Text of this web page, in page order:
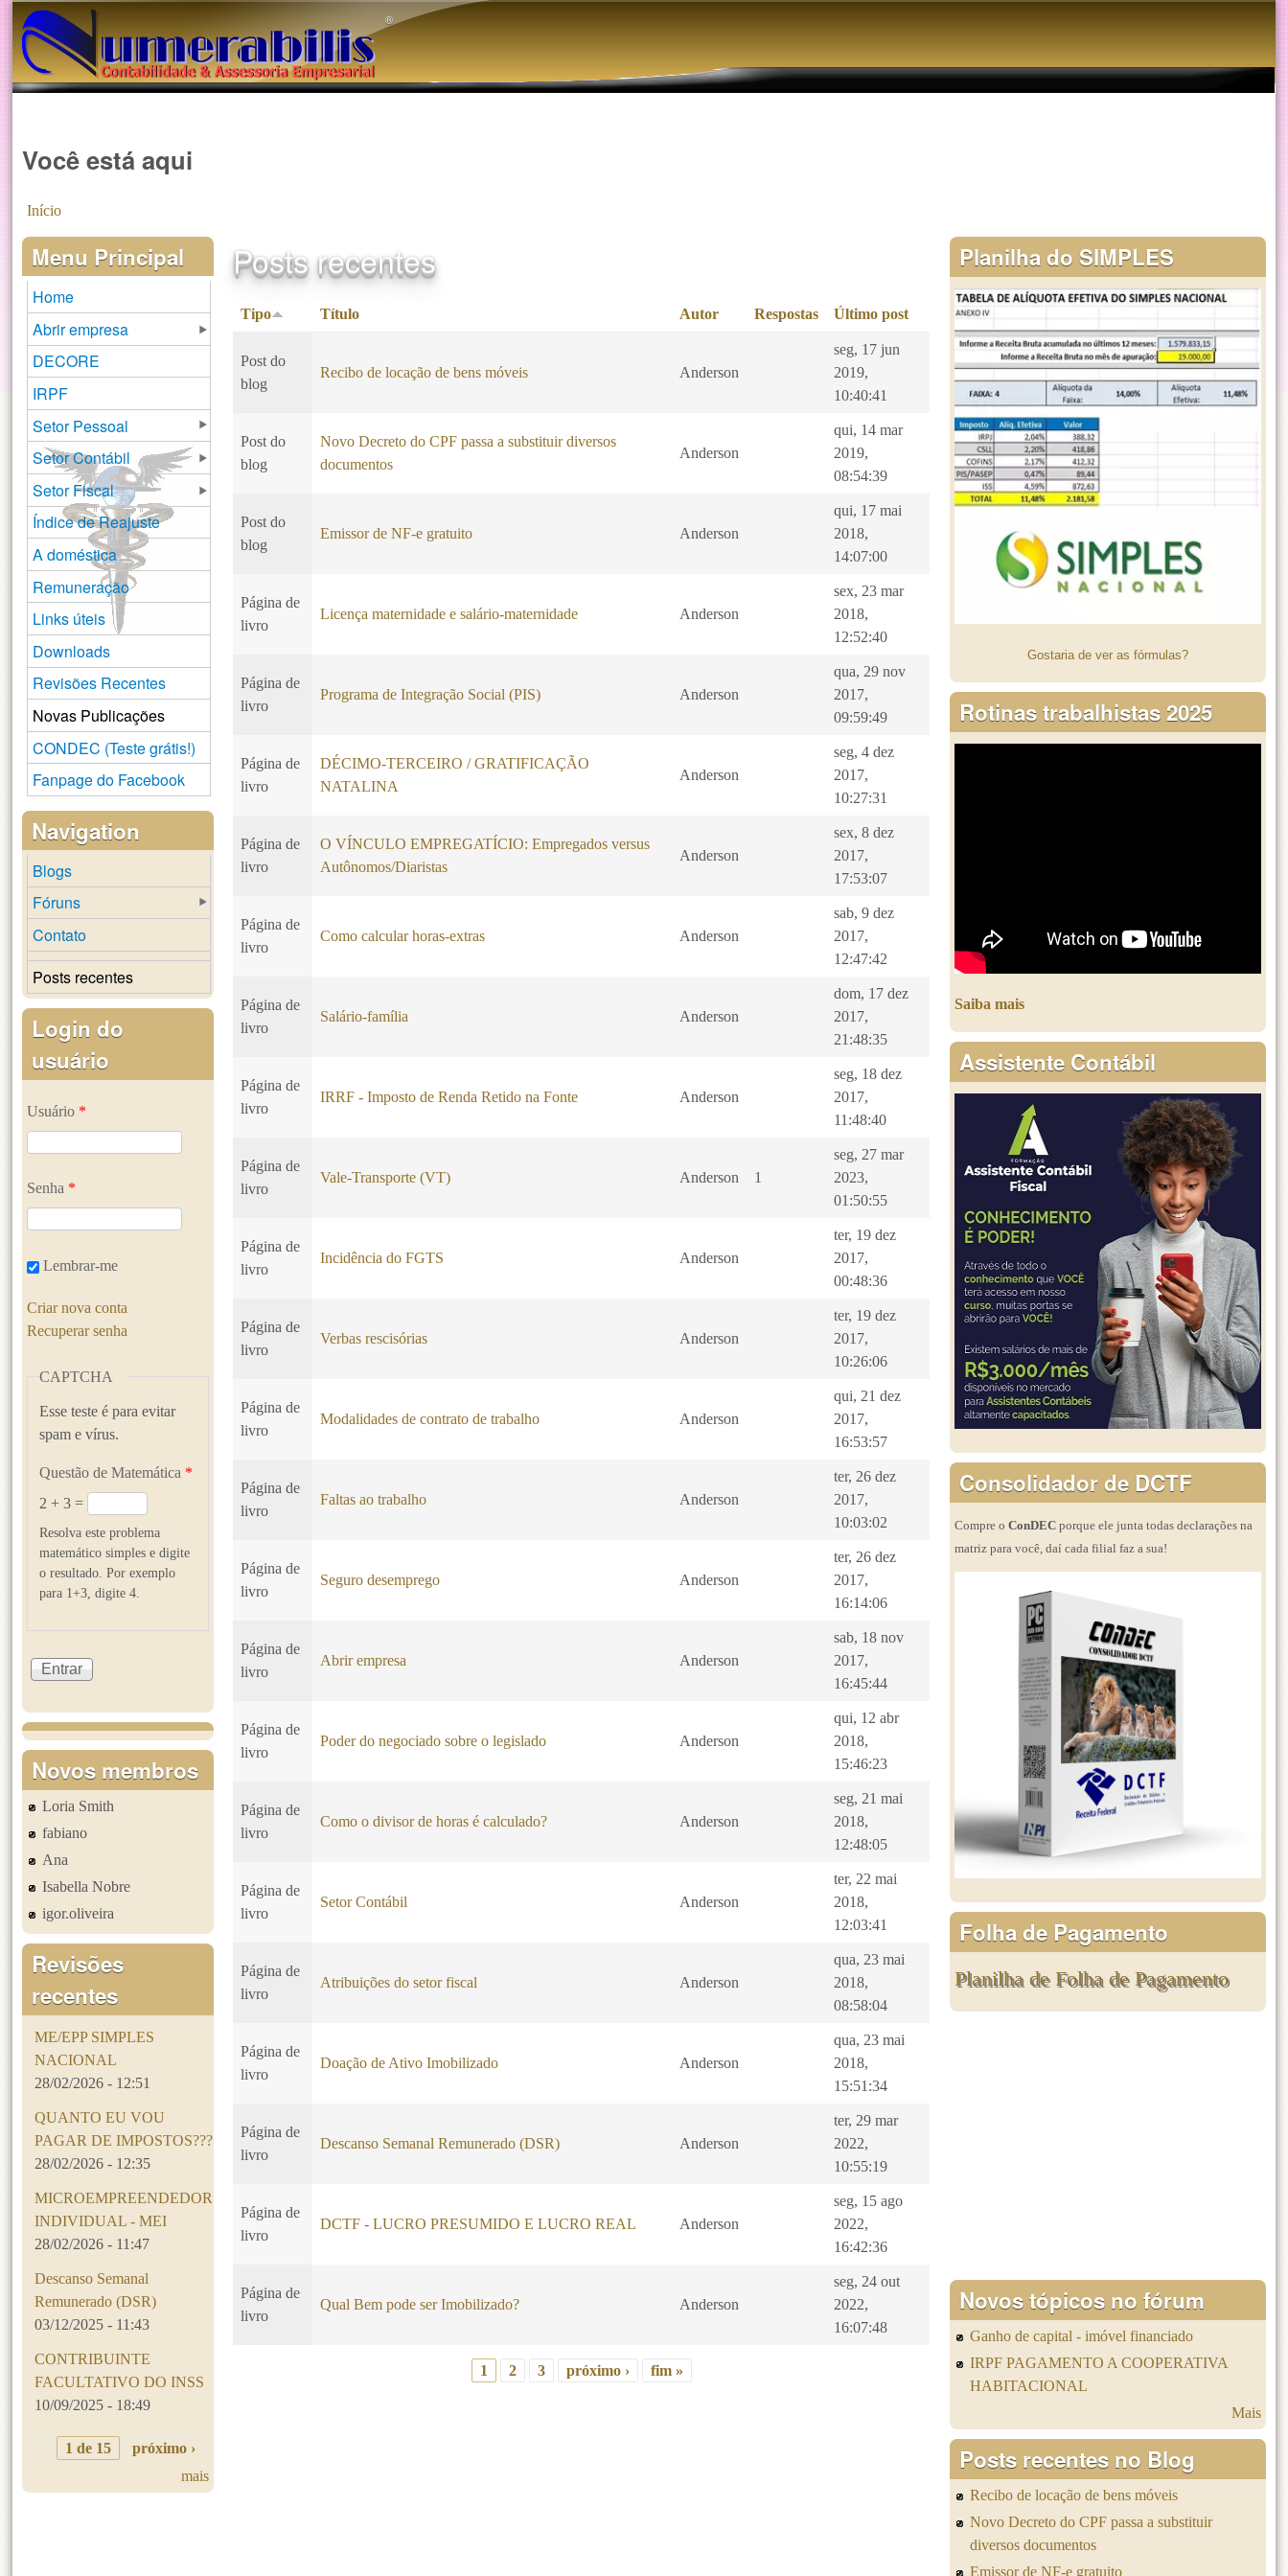
®️
Você está aqui
Início
Posts recentes
Tipo Título Autor Respostas Último post
Post do
blog
Recibo de locação de bens móveis Anderson
seg, 17 jun
2019,
10:40:41
Post do
blog
Novo Decreto do CPF passa a substituir diversos
documentos
Anderson
qui, 14 mar
2019,
08:54:39
Post do
blog
Emissor de NF-e gratuito Anderson
qui, 17 mai
2018,
14:07:00
Página de
livro
Licença maternidade e salário-maternidade Anderson
sex, 23 mar
2018,
12:52:40
Página de
livro
Programa de Integração Social (PIS) Anderson
qua, 29 nov
2017,
09:59:49
Página de
livro
DÉCIMO-TERCEIRO / GRATIFICAÇÃO
NATALINA
Anderson
seg, 4 dez
2017,
10:27:31
Página de
livro
O VÍNCULO EMPREGATÍCIO: Empregados versus
Autônomos/Diaristas
Anderson
sex, 8 dez
2017,
17:53:07
Página de
livro
Como calcular horas-extras Anderson
sab, 9 dez
2017,
12:47:42
Página de
livro
Salário-família Anderson
dom, 17 dez
2017,
21:48:35
Página de
livro
IRRF - Imposto de Renda Retido na Fonte Anderson
seg, 18 dez
2017,
11:48:40
Página de
livro
Vale-Transporte (VT) Anderson 1
seg, 27 mar
2023,
01:50:55
Página de
livro
Incidência do FGTS Anderson
ter, 19 dez
2017,
00:48:36
Página de
livro
Verbas rescisórias Anderson
ter, 19 dez
2017,
10:26:06
Página de
livro
Modalidades de contrato de trabalho Anderson
qui, 21 dez
2017,
16:53:57
Página de
livro
Faltas ao trabalho Anderson
ter, 26 dez
2017,
10:03:02
Página de
livro
Seguro desemprego Anderson
ter, 26 dez
2017,
16:14:06
Página de
livro
Abrir empresa Anderson
sab, 18 nov
2017,
16:45:44
Página de
livro
Poder do negociado sobre o legislado Anderson
qui, 12 abr
2018,
15:46:23
Página de
livro
Como o divisor de horas é calculado? Anderson
seg, 21 mai
2018,
12:48:05
Página de
livro
Setor Contábil Anderson
ter, 22 mai
2018,
12:03:41
Página de
livro
Atribuições do setor fiscal Anderson
qua, 23 mai
2018,
08:58:04
Página de
livro
Doação de Ativo Imobilizado Anderson
qua, 23 mai
2018,
15:51:34
Página de
livro
Descanso Semanal Remunerado (DSR) Anderson
ter, 29 mar
2022,
10:55:19
Página de
livro
DCTF - LUCRO PRESUMIDO E LUCRO REAL Anderson
seg, 15 ago
2022,
16:42:36
Página de
livro
Qual Bem pode ser Imobilizado? Anderson
seg, 24 out
2022,
16:07:48
1 2 3 próximo › fim »
Menu Principal
Home
Abrir empresa
DECORE
IRPF
Setor Pessoal
Setor Contábil
Setor Fiscal
Índice de Reajuste
A doméstica
Remuneração
Links úteis
Downloads
Revisões Recentes
Novas Publicações
CONDEC (Teste grátis!)
Fanpage do Facebook
Navigation
Blogs
Fóruns
Contato
Posts recentes
Login do
usuário
Usuário *
Senha *
Lembrar-me
Criar nova conta
Recuperar senha
CAPTCHA
Esse teste é para evitar
spam e vírus.
Questão de Matemática *
2 + 3 =
Resolva este problema
matemático simples e digite
o resultado. Por exemplo
para 1+3, digite 4.
Novos membros
Loria Smith
fabiano
Ana
Isabella Nobre
igor.oliveira
Revisões
recentes
ME/EPP SIMPLES
NACIONAL
28/02/2026 - 12:51
QUANTO EU VOU
PAGAR DE IMPOSTOS???
28/02/2026 - 12:35
MICROEMPREENDEDOR
INDIVIDUAL - MEI
28/02/2026 - 11:47
Descanso Semanal
Remunerado (DSR)
03/12/2025 - 11:43
CONTRIBUINTE
FACULTATIVO DO INSS
10/09/2025 - 18:49
1 de 15
próximo ›
mais
Planilha do SIMPLES
Gostaria de ver as fórmulas?
Rotinas trabalhistas 2025
Saiba mais
Assistente Contábil
Consolidador de DCTF
Compre o ConDEC porque ele junta todas declarações na
matriz para você, daí cada filial faz a sua!
Folha de Pagamento
Planilha de Folha de Pagamento
Novos tópicos no fórum
Ganho de capital - imóvel financiado
IRPF PAGAMENTO A COOPERATIVA
HABITACIONAL
Mais
Posts recentes no Blog
Recibo de locação de bens móveis
Novo Decreto do CPF passa a substituir
diversos documentos
Emissor de NF-e gratuito